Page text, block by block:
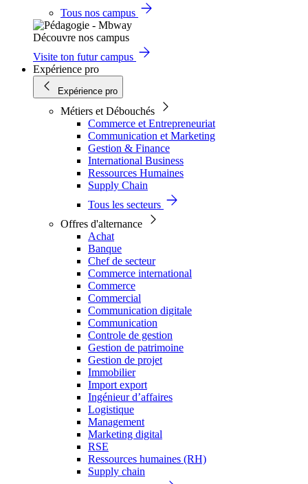
Tous nos campus
Découvre nos campus
Visite ton futur campus
Expérience pro
Expérience pro
Métiers et Débouchés
Commerce et Entrepreneuriat
Communication et Marketing
Gestion & Finance
International Business
Ressources Humaines
Supply Chain
Tous les secteurs
Offres d'alternance
Achat
Banque
Chef de secteur
Commerce international
Commerce
Commercial
Communication digitale
Communication
Controle de gestion
Gestion de patrimoine
Gestion de projet
Immobilier
Import export
Ingénieur d’affaires
Logistique
Management
Marketing digital
RSE
Ressources humaines (RH)
Supply chain